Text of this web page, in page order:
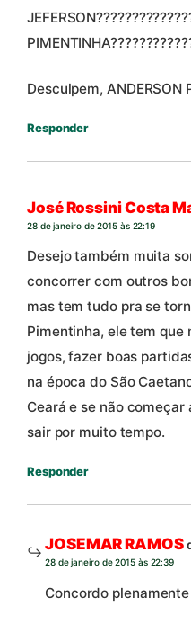
Desculpem, ANDERSON
Responder
José Rossini Costa
28 de janeiro de 2015 às 22:19
Desejo também muita
concorrer com outros
mas tem tudo pra se
Pimentinha, ele tem
jogos, fazer boas
na época do São
Ceará e se não
sair por muito tempo.
Responder
JOSEMAR RAMOS
28 de janeiro de 2015 às 22:39
Concordo plenamente